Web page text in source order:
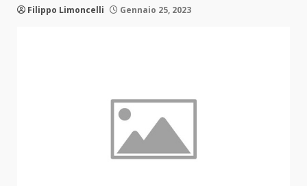
Filippo Limoncelli Gennaio 25, 2023